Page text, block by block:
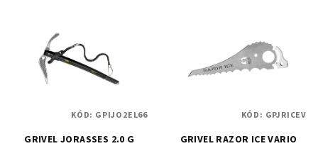
GRIVEL JORASSES 2.0 G
KÓD: GPIJO2EL66
GRIVEL RAZOR ICE VARIO
KÓD: GPJRICEV